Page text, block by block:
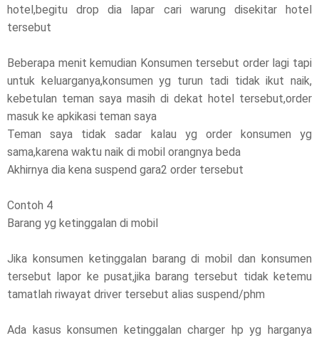
hotel,begitu drop dia lapar cari warung disekitar hotel
tersebut
Beberapa menit kemudian Konsumen tersebut order lagi tapi
untuk keluarganya,konsumen yg turun tadi tidak ikut naik,
kebetulan teman saya masih di dekat hotel tersebut,order
masuk ke apkikasi teman saya
Teman saya tidak sadar kalau yg order konsumen yg
sama,karena waktu naik di mobil orangnya beda
Akhirnya dia kena suspend gara2 order tersebut
Contoh 4
Barang yg ketinggalan di mobil
Jika konsumen ketinggalan barang di mobil dan konsumen
tersebut lapor ke pusat,jika barang tersebut tidak ketemu
tamatlah riwayat driver tersebut alias suspend/phm
Ada kasus konsumen ketinggalan charger hp yg harganya